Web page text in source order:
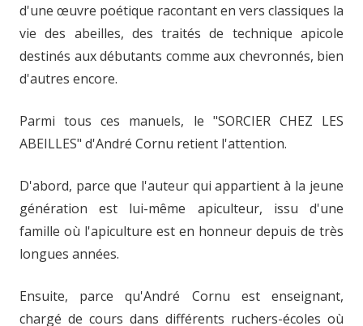
d'une œuvre poétique racontant en vers classiques la
vie des abeilles, des traités de technique apicole
destinés aux débutants comme aux chevronnés, bien
d'autres encore.
Parmi tous ces manuels, le "SORCIER CHEZ LES
ABEILLES" d'André Cornu retient l'attention.
D'abord, parce que l'auteur qui appartient à la jeune
génération est lui-même apiculteur, issu d'une
famille où l'apiculture est en honneur depuis de très
longues années.
Ensuite, parce qu'André Cornu est enseignant,
chargé de cours dans différents ruchers-écoles où